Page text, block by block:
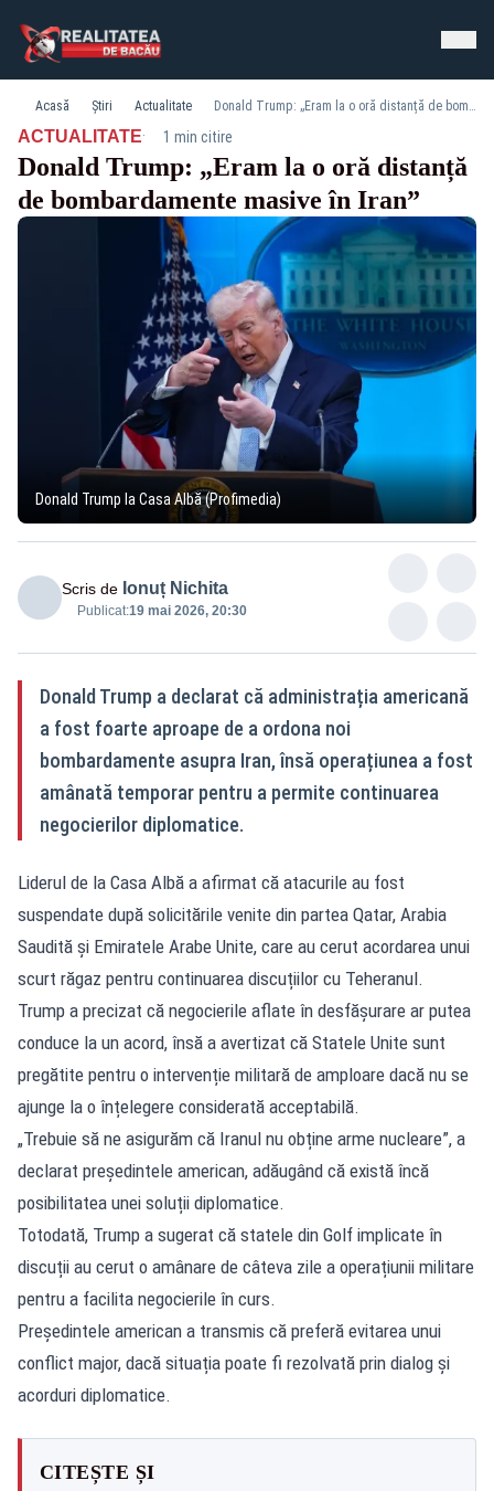
Acasă Știri Actualitate Donald Trump: „Eram la o oră distanță de bombardamente masive în Iran”
ACTUALITATE· 1 min citire
Donald Trump: „Eram la o oră distanță
de bombardamente masive în Iran”
Donald Trump la Casa Albă (Profimedia)
Scris de Ionuț Nichita
Publicat:19 mai 2026, 20:30
Donald Trump a declarat că administrația americană
a fost foarte aproape de a ordona noi
bombardamente asupra Iran, însă operațiunea a fost
amânată temporar pentru a permite continuarea
negocierilor diplomatice.
Liderul de la Casa Albă a afirmat că atacurile au fost
suspendate după solicitările venite din partea Qatar, Arabia
Saudită și Emiratele Arabe Unite, care au cerut acordarea unui
scurt răgaz pentru continuarea discuțiilor cu Teheranul.
Trump a precizat că negocierile aflate în desfășurare ar putea
conduce la un acord, însă a avertizat că Statele Unite sunt
pregătite pentru o intervenție militară de amploare dacă nu se
ajunge la o înțelegere considerată acceptabilă.
„Trebuie să ne asigurăm că Iranul nu obține arme nucleare”, a
declarat președintele american, adăugând că există încă
posibilitatea unei soluții diplomatice.
Totodată, Trump a sugerat că statele din Golf implicate în
discuții au cerut o amânare de câteva zile a operațiunii militare
pentru a facilita negocierile în curs.
Președintele american a transmis că preferă evitarea unui
conflict major, dacă situația poate fi rezolvată prin dialog și
acorduri diplomatice.
CITEȘTE ȘI